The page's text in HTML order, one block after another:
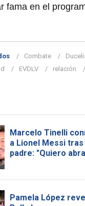
fama en el
Combate
EVDLV relación
Marcelo Tinelli
a Lionel Messi
padre: "Quiero
Pamela López